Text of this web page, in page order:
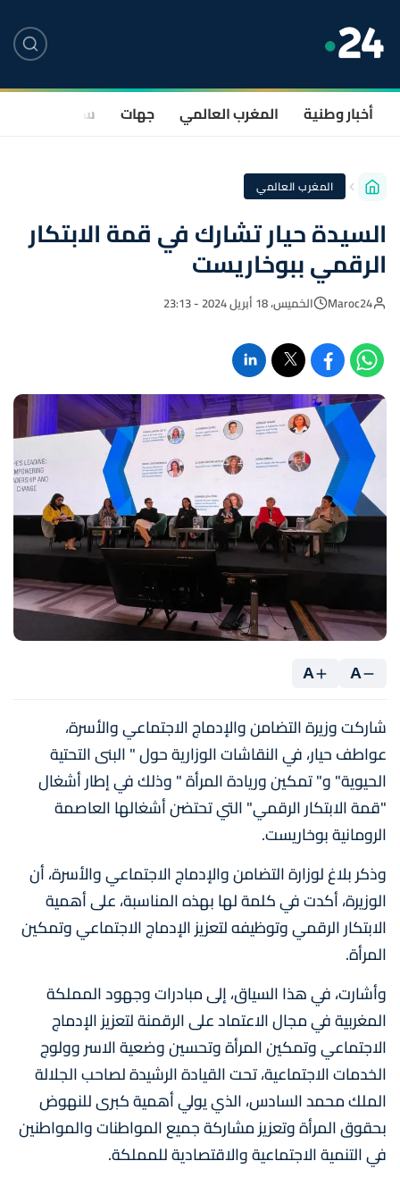
أخبار وطنية المغرب العالمي جهات سياسة
المغرب العالمي
السيدة حيار تشارك في قمة الابتكار
الرقمي ببوخاريست
Maroc24 الخميس، 18 أبريل 2024 - 23:13
A
A
شاركت وزيرة التضامن والإدماج الاجتماعي والأسرة،
عواطف حيار، في النقاشات الوزارية حول " البنى التحتية
الحيوية" و" تمكين وريادة المرأة " وذلك في إطار أشغال
"قمة الابتكار الرقمي" التي تحتضن أشغالها العاصمة
الرومانية بوخاريست.
وذكر بلاغ لوزارة التضامن والإدماج الاجتماعي والأسرة، أن
الوزيرة، أكدت في كلمة لها بهذه المناسبة، على أهمية
الابتكار الرقمي وتوظيفه لتعزيز الإدماج الاجتماعي وتمكين
المرأة.
وأشارت، في هذا السياق، إلى مبادرات وجهود المملكة
المغربية في مجال الاعتماد على الرقمنة لتعزيز الإدماج
الاجتماعي وتمكين المرأة وتحسين وضعية الاسر وولوج
الخدمات الاجتماعية، تحت القيادة الرشيدة لصاحب الجلالة
الملك محمد السادس، الذي يولي أهمية كبرى للنهوض
بحقوق المرأة وتعزيز مشاركة جميع المواطنات والمواطنين
في التنمية الاجتماعية والاقتصادية للمملكة.